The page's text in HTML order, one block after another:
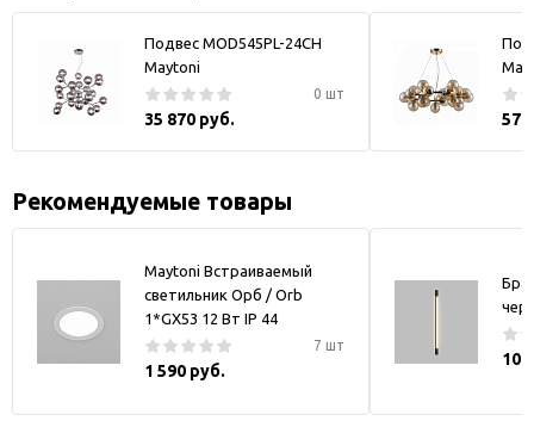
Подвес MOD545PL-24CH
Maytoni
0 шт
35 870 руб. 57
Рекомендуемые товары
Maytoni Встраиваемый
светильник Орб / Orb
1*GX53 12 Вт IP 44
7 шт
1 590 руб.
Бра
10